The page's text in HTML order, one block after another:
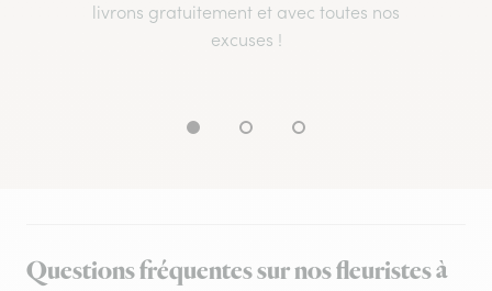
livrons gratuitement et avec toutes nos
excuses !
Questions fréquentes sur nos fleuristes à